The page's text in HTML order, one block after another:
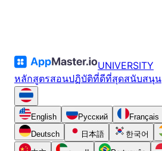
UNIVERSITY
หลักสูตรสอนปฏิบัติที่ดีที่สุดสนับสนุน
English Русский Français
Deutsch
日本語 한국어